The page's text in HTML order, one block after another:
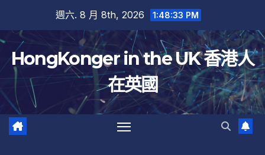
內
容
週六. 8 月 8th, 2026 1:48:34 PM
HongKonger in the UK 香港人
在英國